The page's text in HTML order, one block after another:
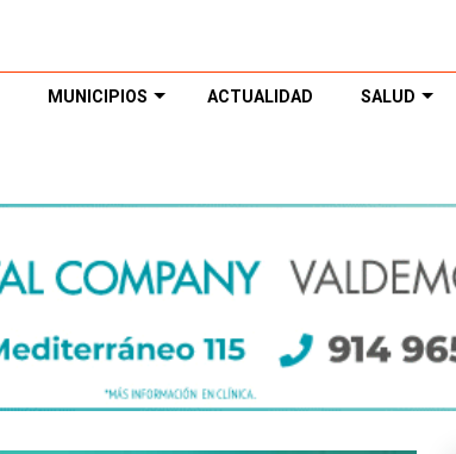
MUNICIPIOS ACTUALIDAD SALUD